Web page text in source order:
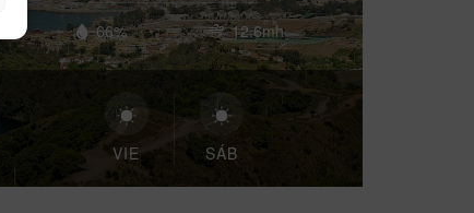
66% 12.6mh
VIE SÁB